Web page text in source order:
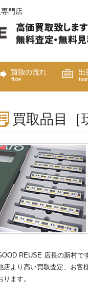
門店
買取品目［
REUSE 店長の新村で
店より高い買取査定、お客
ります。